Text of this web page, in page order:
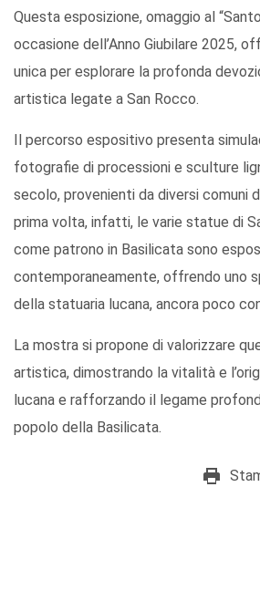
Questa esposizione, omaggio al
occasione dell’Anno Giubilare 2025,
unica per esplorare la profonda
artistica legate a San Rocco.
Il percorso espositivo presenta
fotografie di processioni e sculture
secolo, provenienti da diversi comuni
prima volta, infatti, le varie statue di
come patrono in Basilicata sono
contemporaneamente, offrendo uno
della statuaria lucana, ancora poco
La mostra si propone di valorizzare
artistica, dimostrando la vitalità e
lucana e rafforzando il legame
popolo della Basilicata.